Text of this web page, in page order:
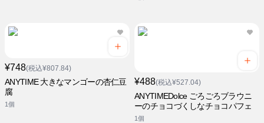
¥748(税込¥807.84)
ANYTIME 大きなマンゴーの杏仁豆
腐
1個
¥488(税込¥527.04)
ANYTIMEDolce ごろごろブラウニ
ーのチョコづくしなチョコパフェ
1個